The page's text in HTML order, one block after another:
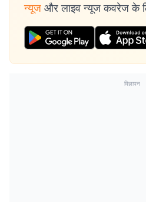
न्यूज और लाइव न्यूज कवरेज के
विज्ञापन